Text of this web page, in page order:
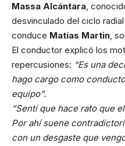
Massa Alcántara,
desvinculado del ciclo radial
conduce Matías Martin,
El conductor explicó los
repercusiones: “Es una
hago cargo como
equipo”.
“Sentí que hace rato que
Por ahí suene
con un desgaste que